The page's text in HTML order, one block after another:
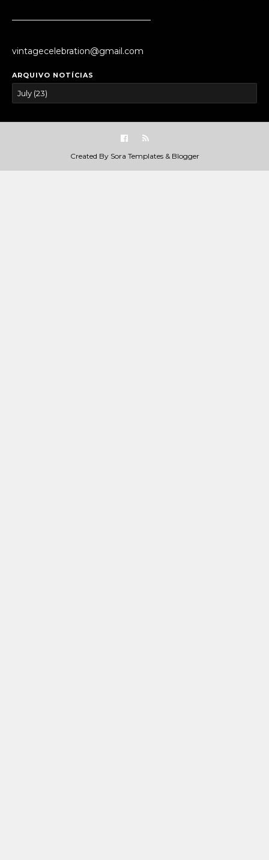
vintagecelebration@gmail.com
ARQUIVO NOTÍCIAS
Created By Sora Templates& Blogger